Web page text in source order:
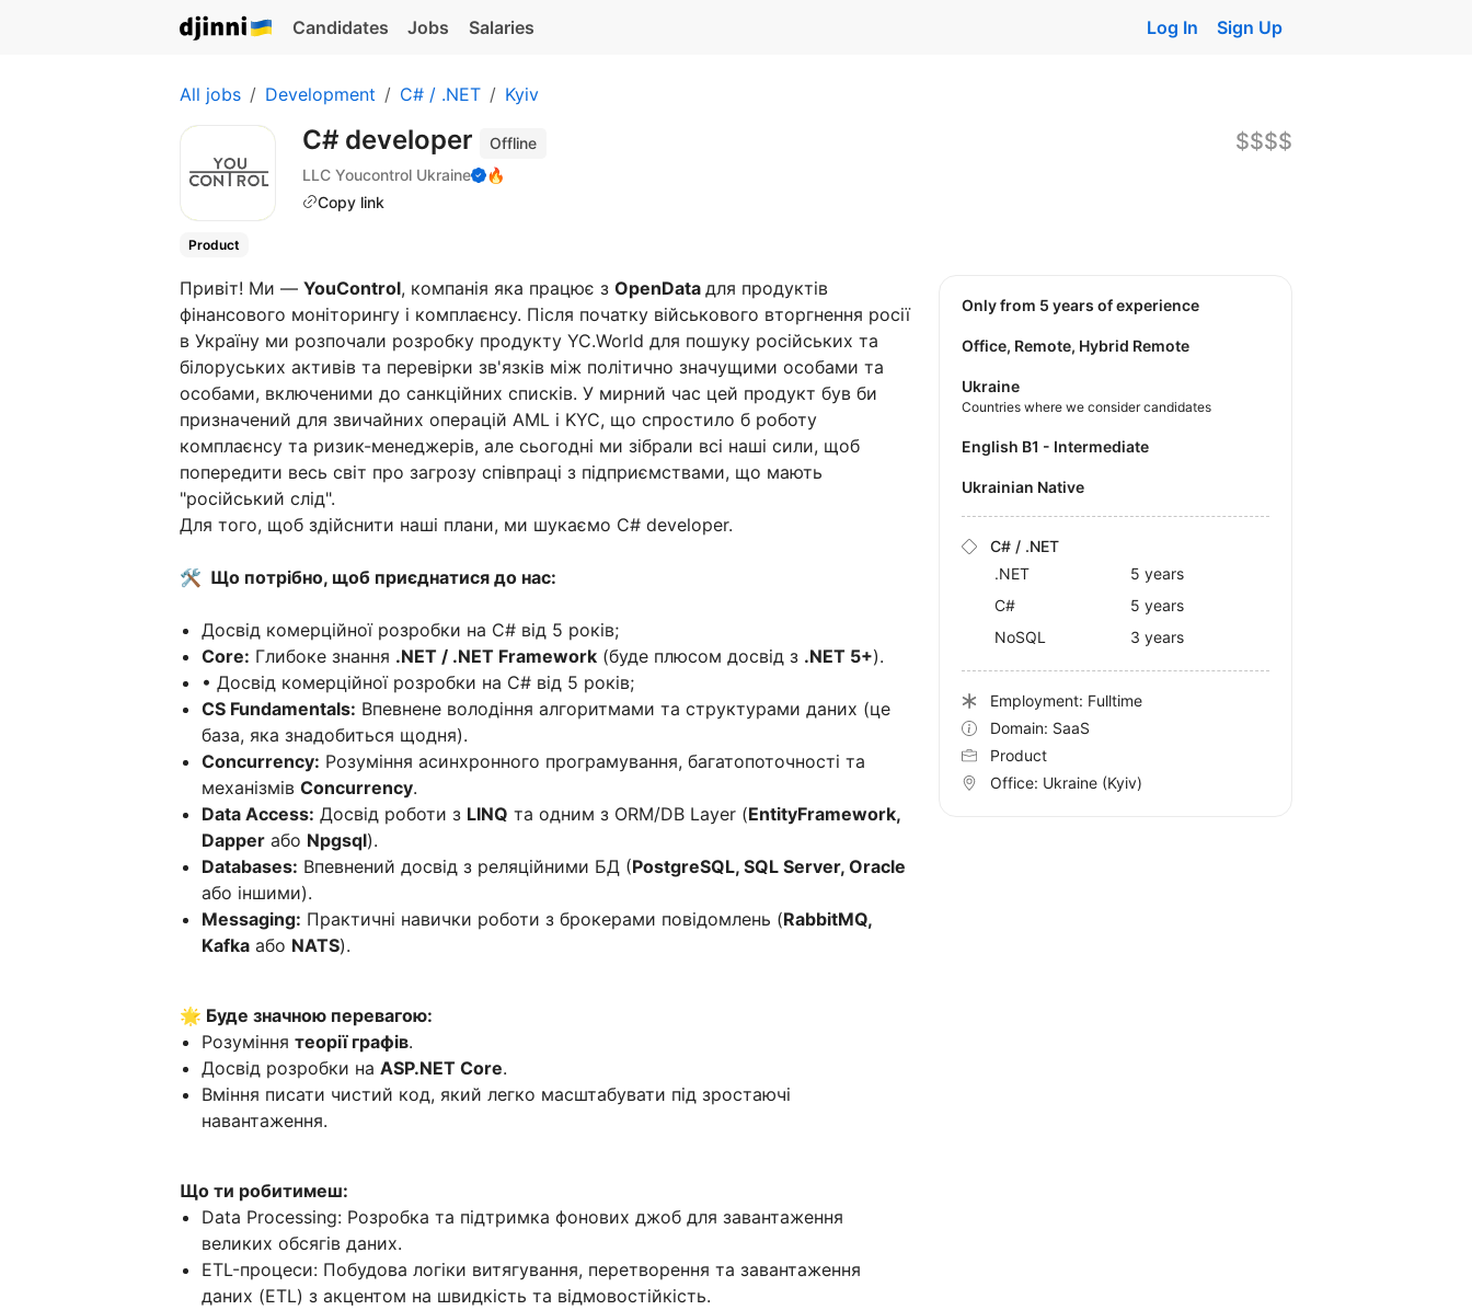
Candidates Jobs Salaries Log In Sign Up
All jobs Development C# / .NET Kyiv
C# developer
Offline
LLC Youcontrol Ukraine
🔥
Copy link
$$$$
Product
Привіт! Ми — YouControl, компанія яка працює з OpenData для продуктів
фінансового моніторингу і комплаєнсу. Після початку військового вторгнення росії
в Україну ми розпочали розробку продукту YC.World для пошуку російських та
білоруських активів та перевірки зв'язків між політично значущими особами та
особами, включеними до санкційних списків. У мирний час цей продукт був би
призначений для звичайних операцій AML і KYC, що спростило б роботу
комплаєнсу та ризик-менеджерів, але сьогодні ми зібрали всі наші сили, щоб
попередити весь світ про загрозу співпраці з підприємствами, що мають
"російський слід".
Для того, щоб здійснити наші плани, ми шукаємо C# developer.
🛠 Що потрібно, щоб приєднатися до нас:
Досвід комерційної розробки на C# від 5 років;
Core: Глибоке знання .NET / .NET Framework (буде плюсом досвід з .NET 5+).
• Досвід комерційної розробки на C# від 5 років;
CS Fundamentals: Впевнене володіння алгоритмами та структурами даних (це
база, яка знадобиться щодня).
Concurrency: Розуміння асинхронного програмування, багатопоточності та
механізмів Concurrency.
Data Access: Досвід роботи з LINQ та одним з ORM/DB Layer (EntityFramework,
Dapper або Npgsql).
Databases: Впевнений досвід з реляційними БД (PostgreSQL, SQL Server, Oracle
або іншими).
Messaging: Практичні навички роботи з брокерами повідомлень (RabbitMQ,
Kafka або NATS).
🌟 Буде значною перевагою:
Розуміння теорії графів.
Досвід розробки на ASP.NET Core.
Вміння писати чистий код, який легко масштабувати під зростаючі
навантаження.
Що ти робитимеш:
Data Processing: Розробка та підтримка фонових джоб для завантаження
великих обсягів даних.
ETL-процеси: Побудова логіки витягування, перетворення та завантаження
даних (ETL) з акцентом на швидкість та відмовостійкість.
Only from 5 years of experience
Office, Remote, Hybrid Remote
Ukraine
Countries where we consider candidates
English B1 - Intermediate
Ukrainian Native
C# / .NET
.NET
5 years
C#
5 years
NoSQL
3 years
Employment: Fulltime
Domain: SaaS
Product
Office: Ukraine (Kyiv)